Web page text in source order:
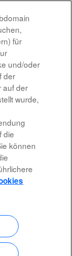
OHG
bewerben »
für
und/oder
der
auf der
wurde,
die
können